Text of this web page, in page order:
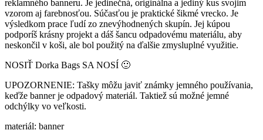
reklamného banneru. Je jedinečná, originálna a jediný kus svojim
vzorom aj farebnosťou. Súčasťou je praktické šikmé vrecko. Je
výsledkom prace ľudí zo znevýhodnených skupín. Jej kúpou
podporíš krásny projekt a dáš šancu odpadovému materiálu, aby
neskončil v koši, ale bol použitý na ďalšie zmysluplné využitie.
NOSIŤ Dorka Bags SA NOSÍ 🙂
UPOZORNENIE: Tašky môžu javiť známky jemného používania,
keďže banner je odpadový materiál. Taktiež sú možné jemné
odchýlky vo veľkosti.
materiál: banner